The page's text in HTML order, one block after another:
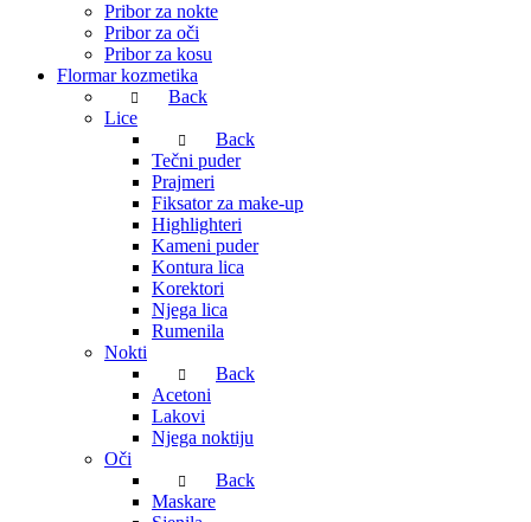
Pribor za nokte
Pribor za oči
Pribor za kosu
Flormar kozmetika
Back
Lice
Back
Tečni puder
Prajmeri
Fiksator za make-up
Highlighteri
Kameni puder
Kontura lica
Korektori
Njega lica
Rumenila
Nokti
Back
Acetoni
Lakovi
Njega noktiju
Oči
Back
Maskare